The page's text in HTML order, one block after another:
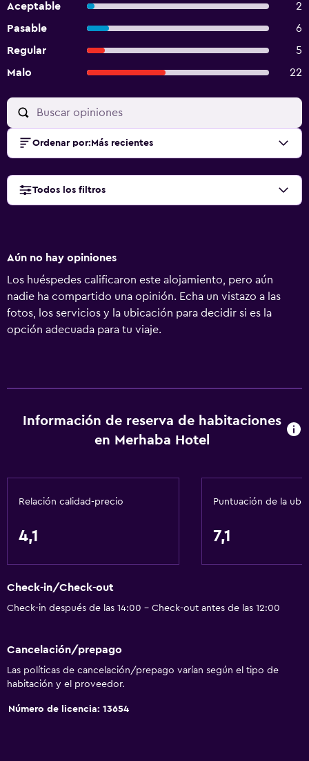
Aceptable
2
Pasable
6
Regular
5
Malo
22
Ordenar por: Más recientes
Todos los filtros
Aún no hay opiniones
Los huéspedes calificaron este alojamiento, pero aún
nadie ha compartido una opinión. Echa un vistazo a las
fotos, los servicios y la ubicación para decidir si es la
opción adecuada para tu viaje.
Información de reserva de habitaciones
en Merhaba Hotel
Relación calidad-precio
4,1
Puntuación de la
7,1
Check-in/Check-out
Check-in después de las 14:00 - Check-out antes de las 12:00
Cancelación/prepago
Las políticas de cancelación/prepago varían según el tipo de
habitación y el proveedor.
Número de licencia: 13654